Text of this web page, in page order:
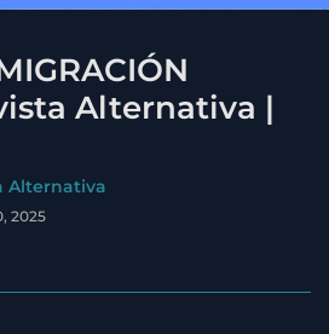
Alternativa |
Alternativa
2025